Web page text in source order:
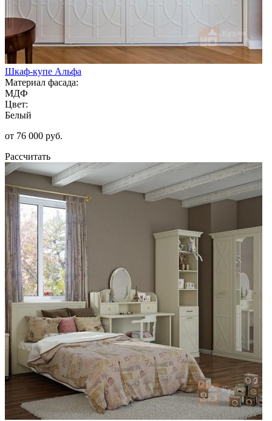
Шкаф-купе Альфа
Материал фасада:
МДФ
Цвет:
Белый
от 76 000 руб.
Рассчитать